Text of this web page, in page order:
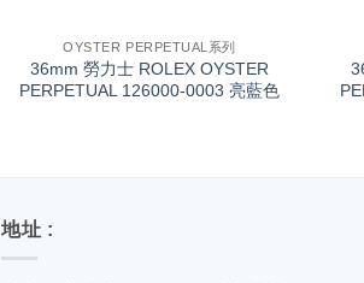
OYSTER PERPETUAL系列
36mm 勞力士 ROLEX OYSTER
PERPETUAL 126000-0003 亮藍色
地址 :